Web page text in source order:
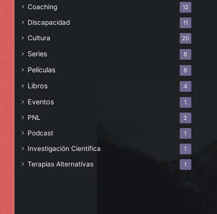
Coaching 12
Discapacidad 11
Cultura 20
Series 6
Películas 6
Libros 4
Eventos 1
PNL 2
Podcast 1
Investigación Científica 1
Terapias Alternativas 1